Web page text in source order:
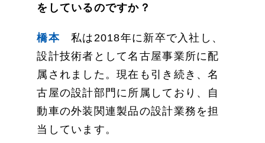
をしているのですか？
橋本私は2018年に新卒で入社し、
設計技術者として名古屋事業所に配
属されました。現在も引き続き、名
古屋の設計部門に所属しており、自
動車の外装関連製品の設計業務を担
当しています。